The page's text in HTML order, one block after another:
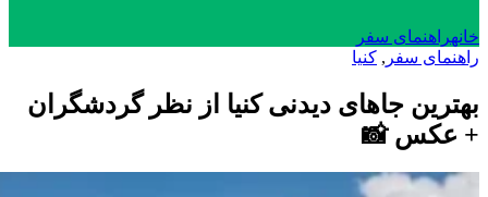
خانهراهنمای سفر
راهنمای سفر , کنیا
بهترین جاهای دیدنی کنیا از نظر گردشگران
+ عکس 📸